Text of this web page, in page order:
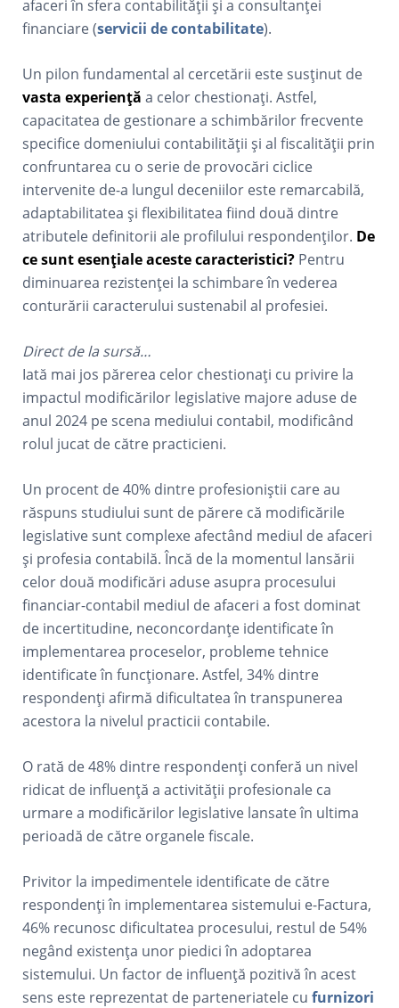
afaceri în sfera contabilității și a consultanței
financiare (servicii de contabilitate).
Un pilon fundamental al cercetării este susținut de
vasta experiență a celor chestionați. Astfel,
capacitatea de gestionare a schimbărilor frecvente
specifice domeniului contabilității și al fiscalității prin
confruntarea cu o serie de provocări ciclice
intervenite de-a lungul deceniilor este remarcabilă,
adaptabilitatea și flexibilitatea fiind două dintre
atributele definitorii ale profilului respondenților. De
ce sunt esențiale aceste caracteristici? Pentru
diminuarea rezistenței la schimbare în vederea
conturării caracterului sustenabil al profesiei.
Direct de la sursă…
Iată mai jos părerea celor chestionați cu privire la
impactul modificărilor legislative majore aduse de
anul 2024 pe scena mediului contabil, modificând
rolul jucat de către practicieni.
Un procent de 40% dintre profesioniștii care au
răspuns studiului sunt de părere că modificările
legislative sunt complexe afectând mediul de afaceri
și profesia contabilă. Încă de la momentul lansării
celor două modificări aduse asupra procesului
financiar-contabil mediul de afaceri a fost dominat
de incertitudine, neconcordanțe identificate în
implementarea proceselor, probleme tehnice
identificate în funcționare. Astfel, 34% dintre
respondenți afirmă dificultatea în transpunerea
acestora la nivelul practicii contabile.
O rată de 48% dintre respondenți conferă un nivel
ridicat de influență a activității profesionale ca
urmare a modificărilor legislative lansate în ultima
perioadă de către organele fiscale.
Privitor la impedimentele identificate de către
respondenți în implementarea sistemului e-Factura,
46% recunosc dificultatea procesului, restul de 54%
negând existența unor piedici în adoptarea
sistemului. Un factor de influență pozitivă în acest
sens este reprezentat de parteneriatele cufurnizori